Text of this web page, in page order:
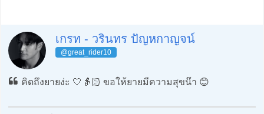
เกรท - วรินทร ปัญหกาญจน์
@great_rider10
คิดถึงยายง่ะ 🤍👵🏻 ขอให้ยายมีความสุขน๊า 😊